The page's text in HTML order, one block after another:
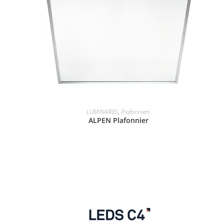
LUMINAIRES, Plafonniers
ALPEN Plafonnier